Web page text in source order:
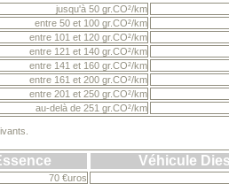
jusqu'à 50 gr.CO²/km
entre 50 et 100 gr.CO²/km
entre 101 et 120 gr.CO²/km
entre 121 et 140 gr.CO²/km
entre 141 et 160 gr.CO²/km
entre 161 et 200 gr.CO²/km
entre 201 et 250 gr.CO²/km
au-delà de 251 gr.CO²/km
Véhicule
70 €uros